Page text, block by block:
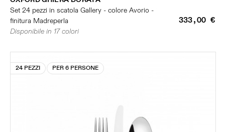
Set 24 pezzi in scatola Gallery - colore Avorio -
finitura Madreperla
333,00 €
Disponibile in 17 colori
24 PEZZI PER 6 PERSONE